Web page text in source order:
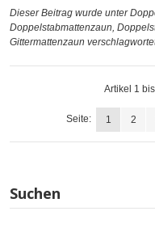
Dieser Beitrag wurde unter
Doppelstabmattenzaun,
Gittermattenzaun
Artikel 1
Seite: 1 2
Suchen